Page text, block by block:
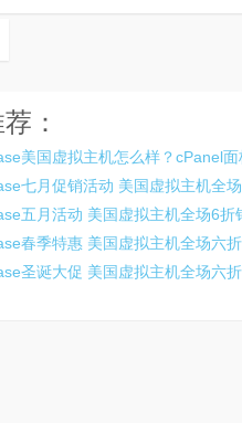
：
美国虚拟主机怎么样？cPanel
七月促销活动 美国虚拟主机全
五月活动 美国虚拟主机全场6折
春季特惠 美国虚拟主机全场六
圣诞大促 美国虚拟主机全场六